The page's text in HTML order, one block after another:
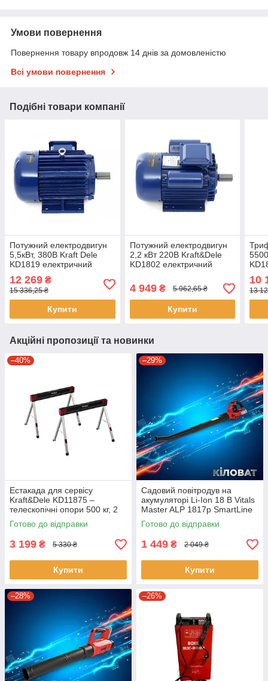
Умови повернення
Повернення товару впродовж 14 днів за домовленістю
Всі умови повернення
Подібні товари компанії
Потужний електродвигун
5,5кВт, 380В Kraft Dele
KD1819 електричний
12 269 ₴
15 336,25 ₴
Купити
Потужний електродвигун
2,2 кВт 220В Kraft&Dele
KD1802 електричний
4 949₴ 5 962,65 ₴
Купити
10
13
Акційні пропозиції та новинки
–40%
Естакада для сервісу
Kraft&Dele KD11875 –
телескопічні опори 500 кг, 2
шт
Готово до відправки
3 199 ₴ 5 330 ₴
Купити
–29%
Садовий повітродув на
акумуляторі Li-Ion 18 В Vitals
Master ALP 1817p SmartLine
акумуляторна повітродувка
для прибирання в саду
Готово до відправки
1 449 ₴ 2 049 ₴
Купити
–28% –26%